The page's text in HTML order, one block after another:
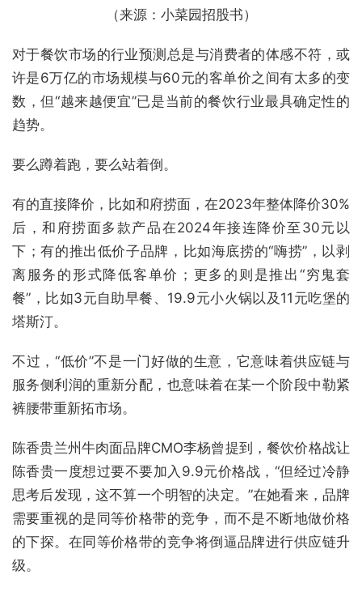
（来源：小菜园招股书）
对于餐饮市场的行业预测总是与消费者的体感不符，或
许是6万亿的市场规模与60元的客单价之间有太多的变
数，但“越来越便宜”已是当前的餐饮行业最具确定性的
趋势。
要么蹲着跑，要么站着倒。
有的直接降价，比如和府捞面，在2023年整体降价30%
后，和府捞面多款产品在2024年接连降价至30元以
下；有的推出低价子品牌，比如海底捞的“嗨捞”，以剥
离服务的形式降低客单价；更多的则是推出“穷鬼套
餐”，比如3元自助早餐、19.9元小火锅以及11元吃堡的
塔斯汀。
不过，“低价”不是一门好做的生意，它意味着供应链与
服务侧利润的重新分配，也意味着在某一个阶段中勒紧
裤腰带重新拓市场。
陈香贵兰州牛肉面品牌CMO李杨曾提到，餐饮价格战让
陈香贵一度想过要不要加入9.9元价格战，“但经过冷静
思考后发现，这不算一个明智的决定。”在她看来，品牌
需要重视的是同等价格带的竞争，而不是不断地做价格
的下探。在同等价格带的竞争将倒逼品牌进行供应链升
级。